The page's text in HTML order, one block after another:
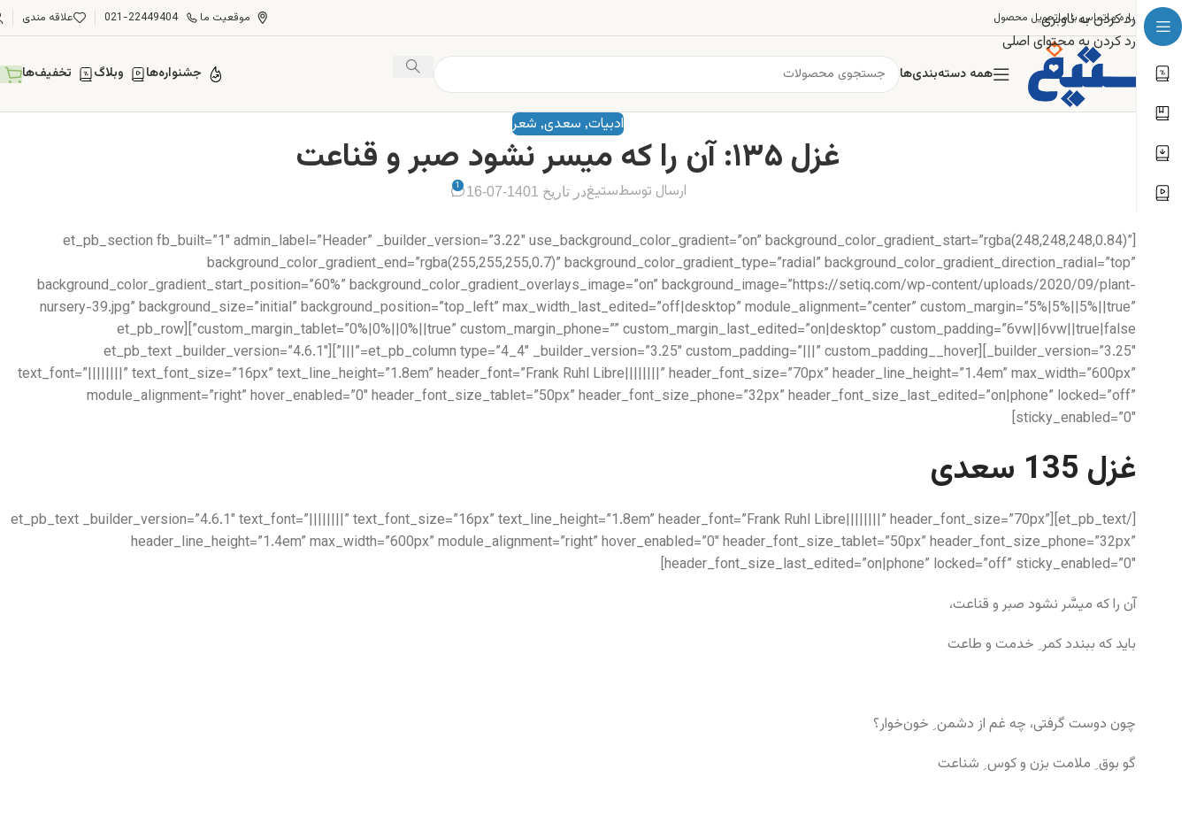
رد کردن به ناوبری
رد کردن به محتوای اصلی
درباره ماتماس با ماتحویل محصول موقعیت ما 021-22449404 علاقه مندی
همه دسته‌بندی‌ها جشنواره‌ها وبلاگ تخفیف‌ها
ادبیات, سعدی, شعر
غزل ۱۳۵: آن را که میسر نشود صبر و قناعت
ارسال توسطستیغدر تاریخ 1401-07-16 1
[et_pb_section fb_built=”1″ admin_label=”Header” _builder_version=”3.22″ use_background_color_gradient=”on” background_color_gradient_start=”rgba(248,248,248,0.84)”
background_color_gradient_end=”rgba(255,255,255,0.7)” background_color_gradient_type=”radial” background_color_gradient_direction_radial=”top”
background_color_gradient_start_position=”60%” background_color_gradient_overlays_image=”on” background_image=”https://setiq.com/wp-content/uploads/2020/09/plant-
nursery-39.jpg” background_size=”initial” background_position=”top_left” max_width_last_edited=”off|desktop” module_alignment=”center” custom_margin=”5%|5%||5%||true”
custom_margin_tablet=”0%|0%||0%||true” custom_margin_phone=”” custom_margin_last_edited=”on|desktop” custom_padding=”6vw||6vw||true|false”][et_pb_row
_builder_version=”3.25″][et_pb_column type=”4_4″ _builder_version=”3.25″ custom_padding=”|||” custom_padding__hover=”|||”][et_pb_text _builder_version=”4.6.1″
text_font=”||||||||” text_font_size=”16px” text_line_height=”1.8em” header_font=”Frank Ruhl Libre||||||||” header_font_size=”70px” header_line_height=”1.4em” max_width=”600px”
module_alignment=”right” hover_enabled=”0″ header_font_size_tablet=”50px” header_font_size_phone=”32px” header_font_size_last_edited=”on|phone” locked=”off”
sticky_enabled=”0″]
غزل 135 سعدی
[/et_pb_text][et_pb_text _builder_version=”4.6.1″ text_font=”||||||||” text_font_size=”16px” text_line_height=”1.8em” header_font=”Frank Ruhl Libre||||||||” header_font_size=”70px”
header_line_height=”1.4em” max_width=”600px” module_alignment=”right” hover_enabled=”0″ header_font_size_tablet=”50px” header_font_size_phone=”32px”
header_font_size_last_edited=”on|phone” locked=”off” sticky_enabled=”0″]
آن را که میسَّر نشود صبر و قناعت،
باید که ببندد کمر ِ خدمت و طاعت
چون دوست گرفتی، چه غم از دشمن ِ خون‌خوار؟
گو بوق ِ ملامت بزن و کوس ِ شناعت